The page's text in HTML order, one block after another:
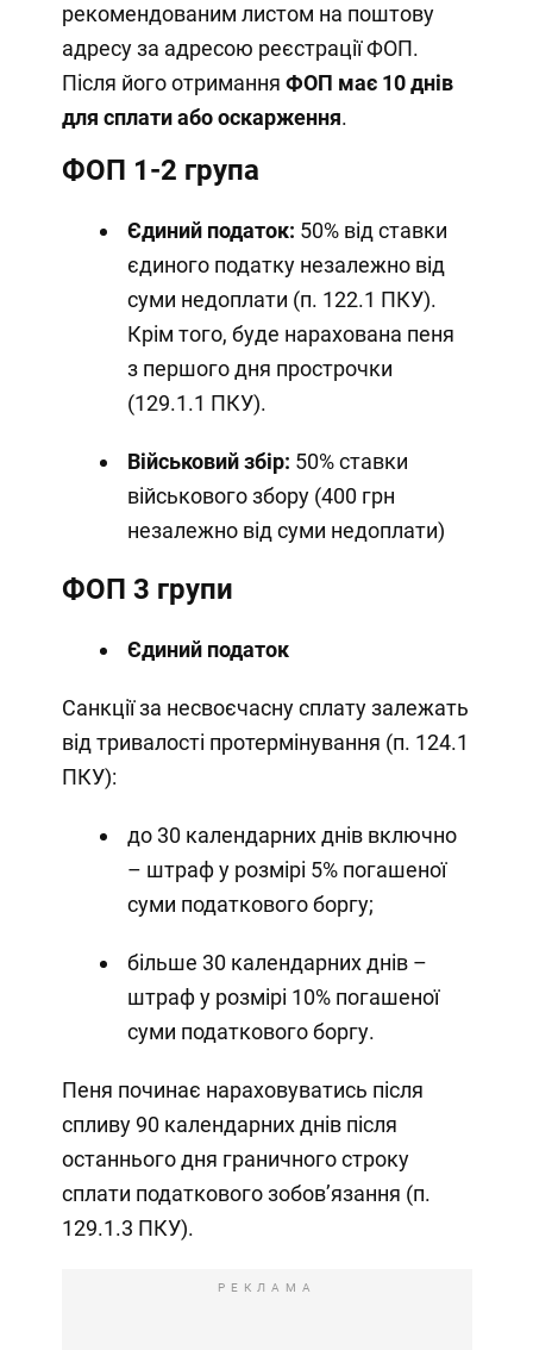
рекомендованим листом на поштову
адресу за адресою реєстрації ФОП.
Після його отримання ФОП має 10 днів
для сплати або оскарження.
ФОП 1-2 група
Єдиний податок: 50% від ставки
єдиного податку незалежно від
суми недоплати (п. 122.1 ПКУ).
Крім того, буде нарахована пеня
з першого дня прострочки
(129.1.1 ПКУ).
Військовий збір: 50% ставки
військового збору (400 грн
незалежно від суми недоплати)
ФОП 3 групи
Єдиний податок
Санкції за несвоєчасну сплату залежать
від тривалості протермінування (п. 124.1
ПКУ):
до 30 календарних днів включно
– штраф у розмірі 5% погашеної
суми податкового боргу;
більше 30 календарних днів –
штраф у розмірі 10% погашеної
суми податкового боргу.
Пеня починає нараховуватись після
спливу 90 календарних днів після
останнього дня граничного строку
сплати податкового зобов’язання (п.
129.1.3 ПКУ).
РЕКЛАМА